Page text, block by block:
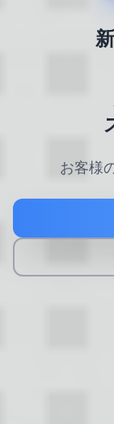
お客様